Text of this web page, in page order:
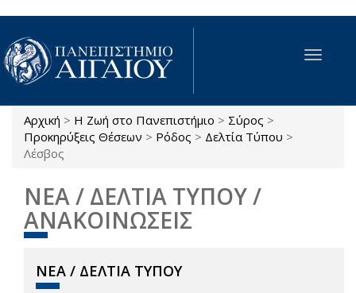
Παράκαμψη προς το κυρίως περιεχόμενο
Toggle
Είστε εδώ
Αρχική > Η Ζωή στο Πανεπιστήμιο > Σύρος >
Προκηρύξεις Θέσεων > Ρόδος > Δελτία Τύπου >
Λέσβος
ΝΕΑ / ΔΕΛΤΙΑ ΤΥΠΟΥ /
ΑΝΑΚΟΙΝΩΣΕΙΣ
ΝΕΑ / ΔΕΛΤΙΑ ΤΥΠΟΥ